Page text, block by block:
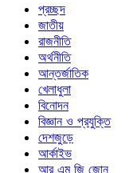
প্রচ্ছদ
জাতীয়
রাজনীতি
অর্থনীতি
আন্তর্জাতিক
খেলাধুলা
বিনোদন
বিজ্ঞান ও প্রযুক্তি
দেশজুড়ে
আর্কাইভ
আর এম জি জোন